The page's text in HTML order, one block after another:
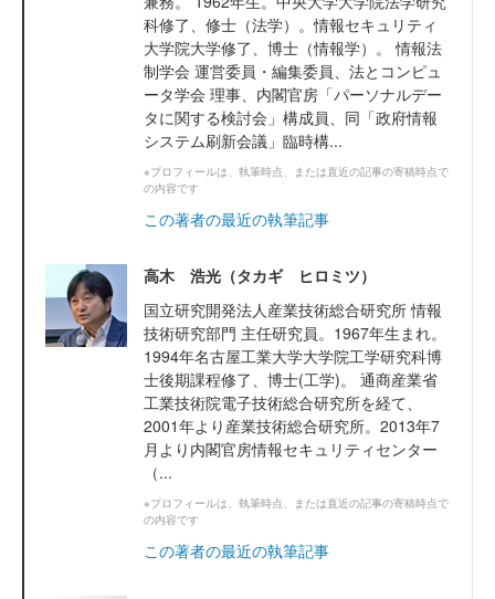
科修了、修士（法学）。情報セキュリティ
大学院大学修了、博士（情報学）。 情報法
制学会 運営委員・編集委員、法とコンピュ
ータ学会 理事、内閣官房「パーソナルデー
タに関する検討会」構成員、同「政府情報
システム刷新会議」臨時構...
※プロフィールは、執筆時点、または直近の記事の寄稿時点で
の内容です
この著者の最近の執筆記事
高木 浩光（タカギ ヒロミツ）
国立研究開発法人産業技術総合研究所 情報
技術研究部門 主任研究員。1967年生まれ。
1994年名古屋工業大学大学院工学研究科博
士後期課程修了、博士(工学)。 通商産業省
工業技術院電子技術総合研究所を経て、
2001年より産業技術総合研究所。2013年7
月より内閣官房情報セキュリティセンター
（...
※プロフィールは、執筆時点、または直近の記事の寄稿時点で
の内容です
この著者の最近の執筆記事